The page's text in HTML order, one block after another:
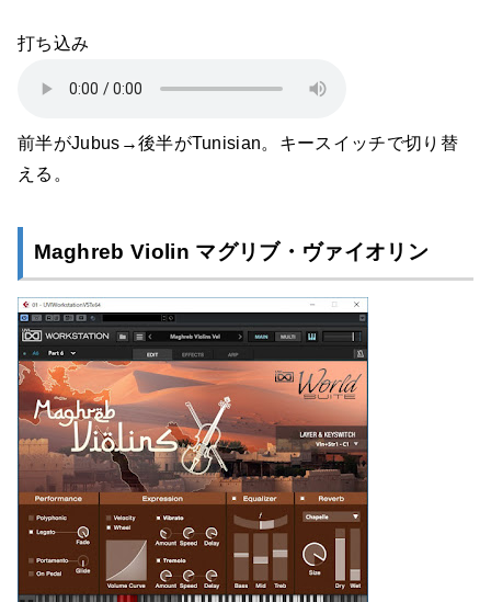
打ち込み
前半がJubus→後半がTunisian。キースイッチで切り替
える。
Maghreb Violin マグリブ・ヴァイオリン